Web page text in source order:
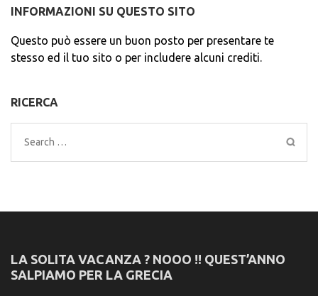
INFORMAZIONI SU QUESTO SITO
Questo può essere un buon posto per presentare te
stesso ed il tuo sito o per includere alcuni crediti.
RICERCA
Search
for:
LA SOLITA VACANZA ? NOOO !! QUEST’ANNO
SALPIAMO PER LA GRECIA